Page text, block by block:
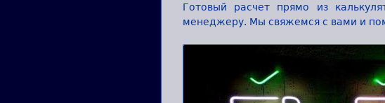
Готовый расчет прямо из
менеджеру. Мы свяжемся с вами и